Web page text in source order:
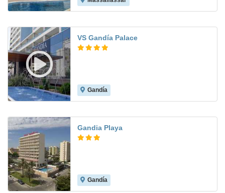
VS Gandía Palace
Gandía
Gandia Playa
Gandía